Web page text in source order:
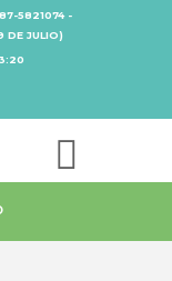
5821074 -
DE JULIO)